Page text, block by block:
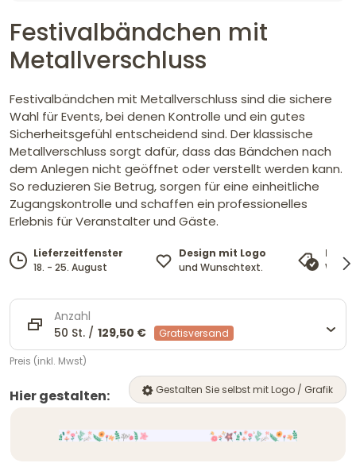
Festivalbändchen mit
Metallverschluss
Festivalbändchen mit Metallverschluss sind die sichere
Wahl für Events, bei denen Kontrolle und ein gutes
Sicherheitsgefühl entscheidend sind. Der klassische
Metallverschluss sorgt dafür, dass das Bändchen nach
dem Anlegen nicht geöffnet oder verstellt werden kann.
So reduzieren Sie Betrug, sorgen für eine einheitliche
Zugangskontrolle und schaffen ein professionelles
Erlebnis für Veranstalter und Gäste.
Lieferzeitfenster
18. - 25. August
Design mit Logo
und Wunschtext.
Wir
Anzahl
50 St. / 129,50 € Gratisversand
Preis (inkl. Mwst)
Hier gestalten: Gestalten Sie selbst mit Logo / Grafik